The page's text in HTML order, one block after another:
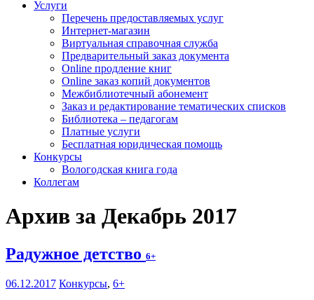
Услуги
Перечень предоставляемых услуг
Интернет-магазин
Виртуальная справочная служба
Предварительный заказ документа
Online продление книг
Online заказ копий документов
Межбиблиотечный абонемент
Заказ и редактирование тематических списков
Библиотека – педагогам
Платные услуги
Бесплатная юридическая помощь
Конкурсы
Вологодская книга года
Коллегам
Архив за Декабрь 2017
Радужное детство 6+
06.12.2017 Конкурсы, 6+